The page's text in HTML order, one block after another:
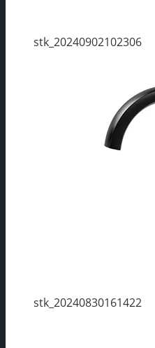
stk_20240902102306
stk_20240830161422